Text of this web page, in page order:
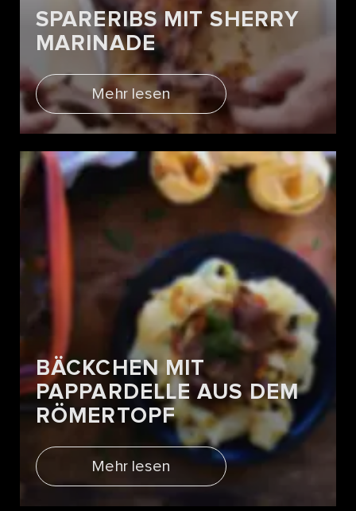
SPARERIBS MIT SHERRY
MARINADE
Mehr lesen
BÄCKCHEN MIT
PAPPARDELLE AUS DEM
RÖMERTOPF
Mehr lesen